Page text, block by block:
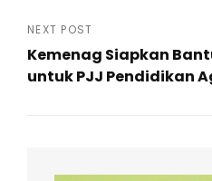
Post
NEXT POST
Kemenag Siapkan
untuk PJJ Pendidikan